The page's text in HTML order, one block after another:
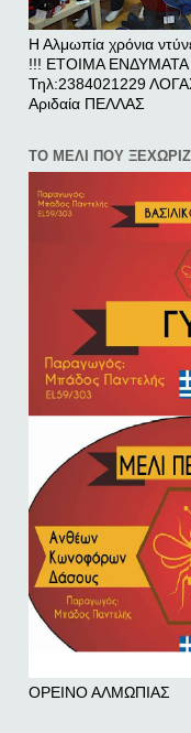
Η Αλμωπία χρόνια
!!! ΕΤΟΙΜΑ ΕΝΔΥΜΑΤΑ
Τηλ:2384021229
Αριδαία ΠΕΛΛAΣ
ΤΟ ΜΕΛΙ ΠΟΥ
ΟΡΕΙΝΟ ΑΛΜΩΠΙΑΣ